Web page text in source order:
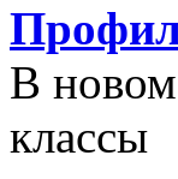
В
классы